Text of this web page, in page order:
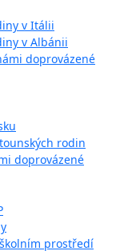
v Itálii
v Albánii
doprovázené
rodin
doprovázené
prostředí